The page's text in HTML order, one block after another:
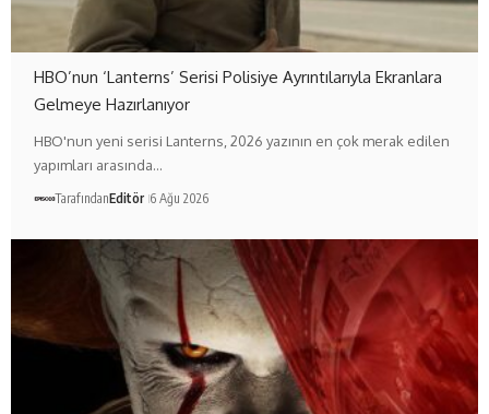
HBO’nun ‘Lanterns’ Serisi Polisiye Ayrıntılarıyla Ekranlara
Gelmeye Hazırlanıyor
HBO'nun yeni serisi Lanterns, 2026 yazının en çok merak edilen
yapımları arasında…
TarafındanEditör 6 Ağu 2026